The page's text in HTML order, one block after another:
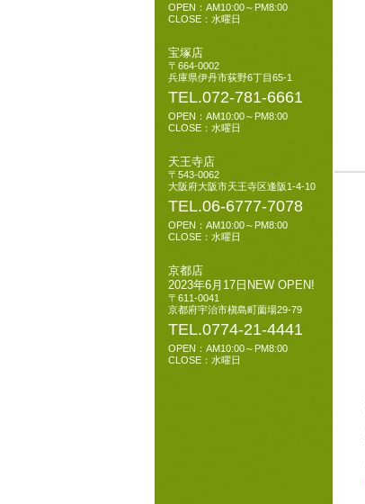
OPEN：AM10:00～PM8:00
CLOSE：水曜日
宝塚店
〒664-0002
兵庫県伊丹市荻野6丁目65-1
TEL.072-781-6661
OPEN：AM10:00～PM8:00
CLOSE：水曜日
天王寺店
〒543-0062
大阪府大阪市天王寺区逢阪1-4-10
TEL.06-6777-7078
OPEN：AM10:00～PM8:00
CLOSE：水曜日
京都店
2023年6月17日NEW OPEN!
〒611-0041
京都府宇治市槇島町薗場29-79
TEL.0774-21-4441
OPEN：AM10:00～PM8:00
CLOSE：水曜日